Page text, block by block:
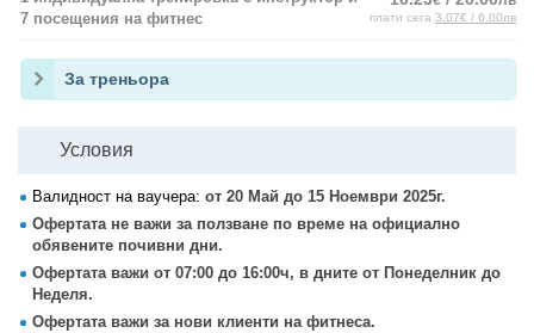
7 посещения на фитнес
плати сега 3.07€ / 6.00лв
За треньора
Условия
Валидност на ваучера: от 20 Май до 15 Ноември 2025г.
Офертата не важи за ползване по време на официално
обявените почивни дни.
Офертата важи от 07:00 до 16:00ч, в дните от Понеделник до
Неделя.
Офертата важи за нови клиенти на фитнеса.